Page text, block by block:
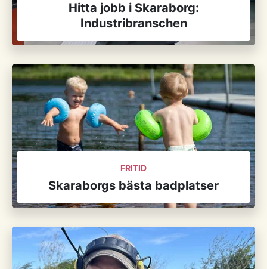
Hitta jobb i Skaraborg:
Industribranschen
FRITID
Skaraborgs bästa badplatser